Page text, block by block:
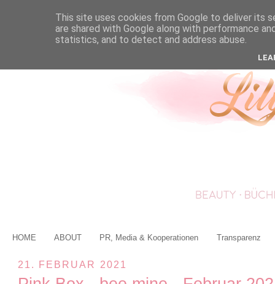
HOME ABOUT PR, Media & Kooperationen Transparenz
21. FEBRUAR 2021
This site uses cookies from Google to deliver its
are shared with Google along with performance
statistics, and to detect and address abuse.